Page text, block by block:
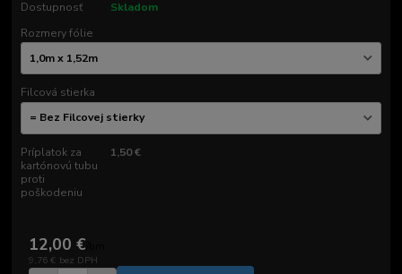
Dostupnosť
Skladom
Rozmery fólie
Filcová stierka
Príplatok za
kartónovú tubu
proti
poškodeniu
1,50 €
12,00 €
9,76 € bez DPH